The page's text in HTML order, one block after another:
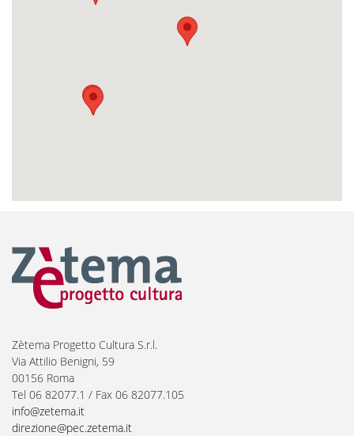
Zètema Progetto Cultura S.r.l.
Via Attilio Benigni, 59
00156 Roma
Tel 06 82077.1 / Fax 06 82077.105
info@zetema.it
direzione@pec.zetema.it